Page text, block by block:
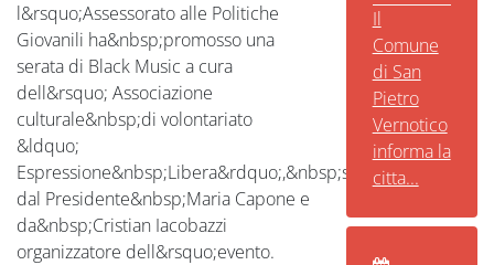
l&rsquo;Assessorato alle Politiche
Giovanili ha&nbsp;promosso una
serata di Black Music a cura
dell&rsquo; Associazione
culturale&nbsp;di volontariato
&ldquo;
Espressione&nbsp;Libera&rdquo;,&nbsp;sostenuta
dal Presidente&nbsp;Maria Capone e
da&nbsp;Cristian Iacobazzi
organizzatore dell&rsquo;evento.
Il
Comune
di San
Pietro
Vernotico
informa la
citta...